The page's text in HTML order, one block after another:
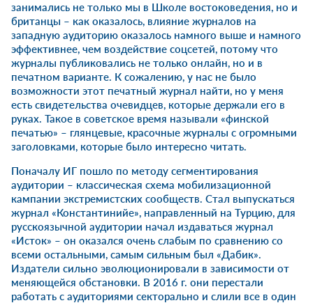
занимались не только мы в Школе востоковедения, но и
британцы – как оказалось, влияние журналов на
западную аудиторию оказалось намного выше и намного
эффективнее, чем воздействие соцсетей, потому что
журналы публиковались не только онлайн, но и в
печатном варианте. К сожалению, у нас не было
возможности этот печатный журнал найти, но у меня
есть свидетельства очевидцев, которые держали его в
руках. Такое в советское время называли «финской
печатью» – глянцевые, красочные журналы с огромными
заголовками, которые было интересно читать.
Поначалу ИГ пошло по методу сегментирования
аудитории – классическая схема мобилизационной
кампании экстремистских сообществ. Стал выпускаться
журнал «Константинийе», направленный на Турцию, для
русскоязычной аудитории начал издаваться журнал
«Исток» – он оказался очень слабым по сравнению со
всеми остальными, самым сильным был «Дабик».
Издатели сильно эволюционировали в зависимости от
меняющейся обстановки. В 2016 г. они перестали
работать с аудиториями секторально и слили все в один